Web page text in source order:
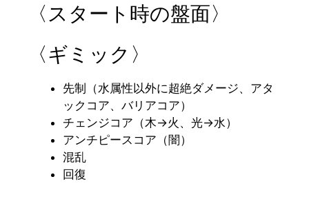
〈スタート時の盤面〉
〈ギミック〉
先制（水属性以外に超絶ダメージ、アタ
ックコア、バリアコア）
チェンジコア（木→火、光→水）
アンチピースコア（闇）
混乱
回復